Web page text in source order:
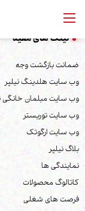
لینک های مفید
ضمانت بازگشت وجه
وب سایت هلدینگ نیلپر
وب سایت مبلمان خانگی
وب سایت توریستر
وب سایت ارگوتک
بلاگ نیلپر
نمایندگی ها
کاتالوگ محصولات
فرصت های شغلی